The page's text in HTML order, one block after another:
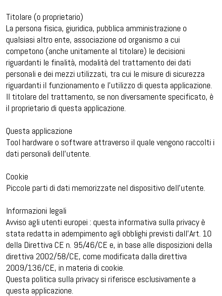
Titolare (o proprietario)
La persona fisica, giuridica, pubblica amministrazione o
qualsiasi altro ente, associazione od organismo a cui
competono (anche unitamente al titolare) le decisioni
riguardanti le finalità, modalità del trattamento dei dati
personali e dei mezzi utilizzati, tra cui le misure di sicurezza
riguardanti il funzionamento e l’utilizzo di questa applicazione.
Il titolare del trattamento, se non diversamente specificato, è
il proprietario di questa applicazione.
Questa applicazione
Tool hardware o software attraverso il quale vengono raccolti i
dati personali dell’utente.
Cookie
Piccole parti di dati memorizzate nel dispositivo dell’utente.
Informazioni legali
Avviso agli utenti europei : questa informativa sulla privacy è
stata redatta in adempimento agli obblighi previsti dall’Art. 10
della Direttiva CE n. 95/46/CE e, in base alle disposizioni della
direttiva 2002/58/CE, come modificata dalla direttiva
2009/136/CE, in materia di cookie.
Questa politica sulla privacy si riferisce esclusivamente a
questa applicazione.